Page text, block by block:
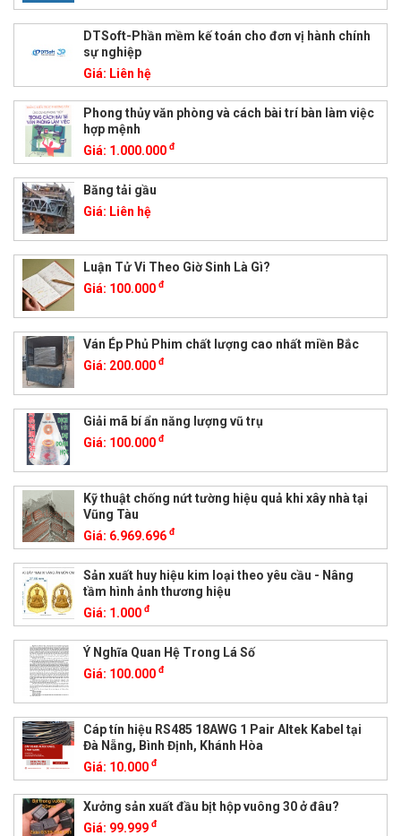
DTSoft-Phần mềm kế toán cho đơn vị hành chính
sự nghiệp
Giá: Liên hệ
Phong thủy văn phòng và cách bài trí bàn làm việc
hợp mệnh
Giá: 1.000.000 đ
Băng tải gầu
Giá: Liên hệ
Luận Tử Vi Theo Giờ Sinh Là Gì?
Giá: 100.000 đ
Ván Ép Phủ Phim chất lượng cao nhất miền Bắc
Giá: 200.000 đ
Giải mã bí ẩn năng lượng vũ trụ
Giá: 100.000 đ
Kỹ thuật chống nứt tường hiệu quả khi xây nhà tại
Vũng Tàu
Giá: 6.969.696 đ
Sản xuất huy hiệu kim loại theo yêu cầu - Nâng
tầm hình ảnh thương hiệu
Giá: 1.000 đ
Ý Nghĩa Quan Hệ Trong Lá Số
Giá: 100.000 đ
Cáp tín hiệu RS485 18AWG 1 Pair Altek Kabel tại
Đà Nẵng, Bình Định, Khánh Hòa
Giá: 10.000 đ
Xưởng sản xuất đầu bịt hộp vuông 30 ở đâu?
Giá: 99.999 đ